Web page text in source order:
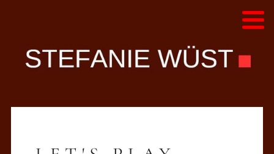
Alle Programme - Liste
Diskografie
Presse